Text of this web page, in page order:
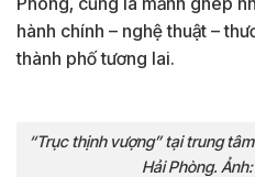
hành chính – nghệ thuật –
thành phố tương lai.
“Trục thịnh vượng” tại trung
Hải Phòng.